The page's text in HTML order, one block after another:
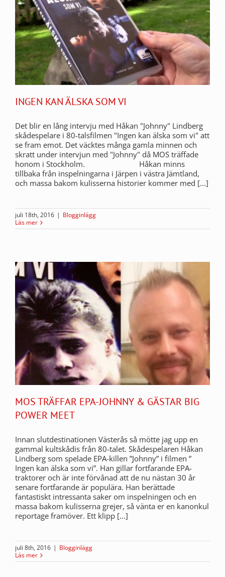
INGEN KAN ÄLSKA SOM VI
Det blir en lång intervju med Håkan "Johnny" Lindberg
skådespelare i 80-talsfilmen "Ingen kan älska som vi" att
se fram emot. Det väcktes många gamla minnen och
skratt under intervjun med "Johnny" då MOS träffade
honom i Stockholm. Håkan minns
tillbaka från inspelningarna i Järpen i västra Jämtland,
och massa bakom kulisserna historier kommer med [...]
juli 18th, 2016 | Blogginlägg
Läs mer
MOS TRÄFFAR EPA-JOHNNY & GÄSTAR BIG
POWER MEET
Innan slutdestinationen Västerås så mötte jag upp en
gammal kultskådis från 80-talet. Skådespelaren Håkan
Lindberg som spelade EPA-killen ”Johnny” i filmen ”
Ingen kan älska som vi”. Han gillar fortfarande EPA-
traktorer och är inte förvånad att de nu nästan 30 år
senare fortfarande är populära. Han berättade
fantastiskt intressanta saker om inspelningen och en
massa bakom kulisserna grejer, så vänta er en kanonkul
reportage framöver. Ett klipp [...]
juli 8th, 2016 | Blogginlägg
Läs mer